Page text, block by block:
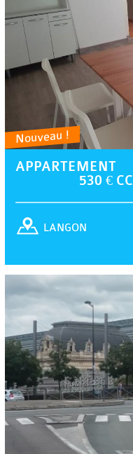
Nouveau !
APPARTEMENT
530 € CC
LANGON